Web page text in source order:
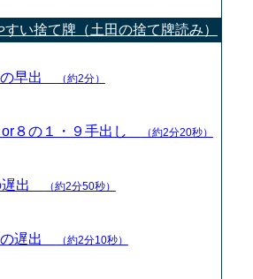
い捨て牌（土田の捨て牌読み）
の早出 （約2分）
or８の１・９手出し （約2分20秒）
遅出 （約2分50秒）
の遅出 （約2分10秒）